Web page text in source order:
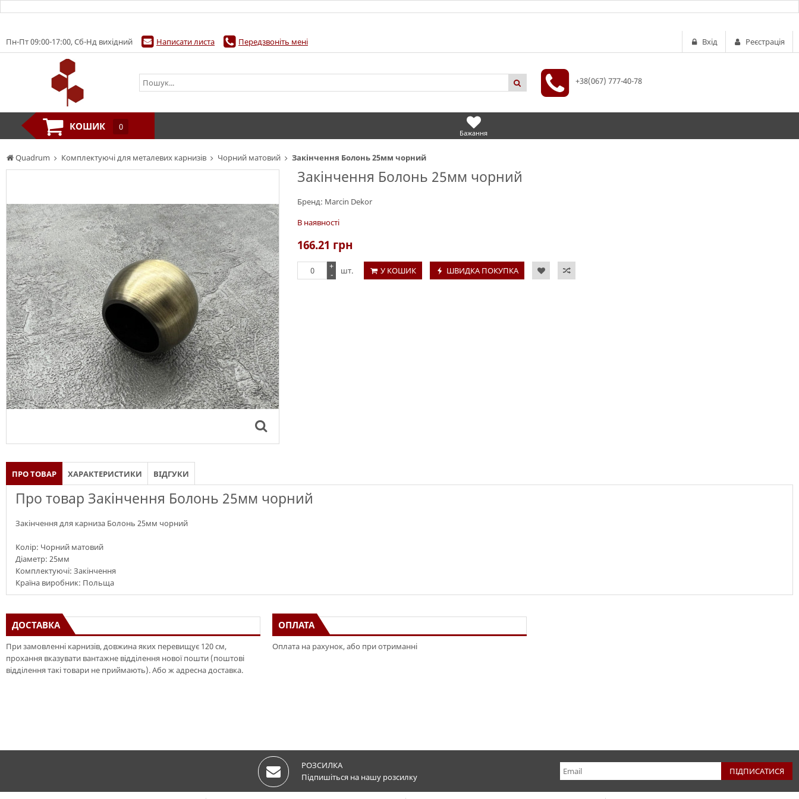
Quadrum Комплектуючі для металевих карнизів Чорний матовий Закінчення Болонь 25мм чорний
Закінчення Болонь 25мм чорний
Бренд: Marcin Dekor
В наявності
166.21 грн
+
-
шт. У КОШИК ШВИДКА ПОКУПКА
ПРО ТОВАР ХАРАКТЕРИСТИКИ ВІДГУКИ
Про товар Закінчення Болонь 25мм чорний
Закінчення для карниза Болонь 25мм чорний
Колір: Чорний матовий
Діаметр: 25мм
Комплектуючі: Закінчення
Країна виробник: Польща
ДОСТАВКА
При замовленні карнизів, довжина яких перевищує 120 см,
прохання вказувати вантажне відділення нової пошти (поштові
відділення такі товари не приймають). Або ж адресна доставка.
ОПЛАТА
Оплата на рахунок, або при отриманні
Пн-Пт 09:00-17:00, Сб-Нд вихідний Написати листа Передзвоніть мені Вхід Реєстрація
+38(067) 777-40-78
КОШИК 0
Бажання
РОЗСИЛКА
Підпишіться на нашу розсилку